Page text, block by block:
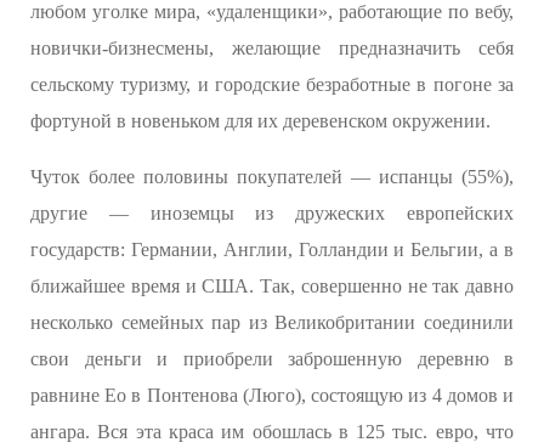
любом уголке мира, «удаленщики», работающие по вебу,
новички-бизнесмены, желающие предназначить себя
сельскому туризму, и городские безработные в погоне за
фортуной в новеньком для их деревенском окружении.
Чуток более половины покупателей — испанцы (55%),
другие — иноземцы из дружеских европейских
государств: Германии, Англии, Голландии и Бельгии, а в
ближайшее время и США. Так, совершенно не так давно
несколько семейных пар из Великобритании соединили
свои деньги и приобрели заброшенную деревню в
равнине Ео в Понтенова (Люго), состоящую из 4 домов и
ангара. Вся эта краса им обошлась в 125 тыс. евро, что